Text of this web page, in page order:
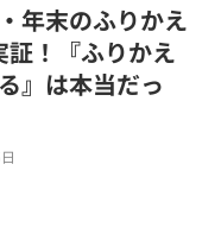
年末のふりかえ
！『ふりかえ
』は本当だっ